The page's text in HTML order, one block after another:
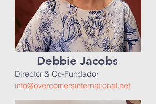
Debbie Jacobs
Director & Co-Fundador
info@overcomersinternational.net